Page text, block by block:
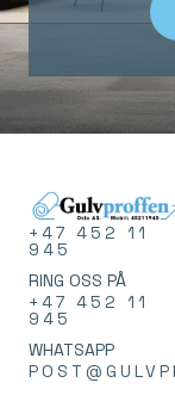
+47 452 11
945
RING OSS PÅ
+47 452 11
945
WHATSAPP